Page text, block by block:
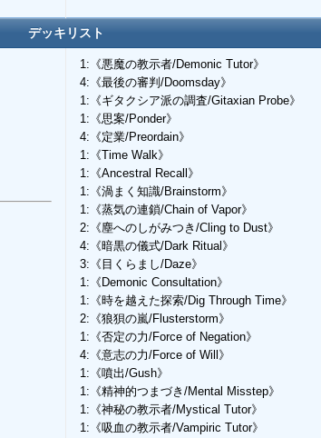
デッキリスト
1:《悪魔の教示者/Demonic Tutor》
4:《最後の審判/Doomsday》
1:《ギタクシア派の調査/Gitaxian Probe》
1:《思案/Ponder》
4:《定業/Preordain》
1:《Time Walk》
1:《Ancestral Recall》
1:《渦まく知識/Brainstorm》
1:《蒸気の連鎖/Chain of Vapor》
2:《塵へのしがみつき/Cling to Dust》
4:《暗黒の儀式/Dark Ritual》
3:《目くらまし/Daze》
1:《Demonic Consultation》
1:《時を越えた探索/Dig Through Time》
2:《狼狽の嵐/Flusterstorm》
1:《否定の力/Force of Negation》
4:《意志の力/Force of Will》
1:《噴出/Gush》
1:《精神的つまづき/Mental Misstep》
1:《神秘の教示者/Mystical Tutor》
1:《吸血の教示者/Vampiric Tutor》